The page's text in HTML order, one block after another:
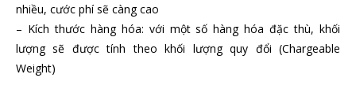
nhiều, cước phí sẽ càng cao
– Kích thước hàng hóa: với một số hàng hóa đặc thù, khối
lượng sẽ được tính theo khối lượng quy đổi (Chargeable
Weight)